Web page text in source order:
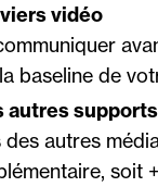
vidéo
baseline de
autres